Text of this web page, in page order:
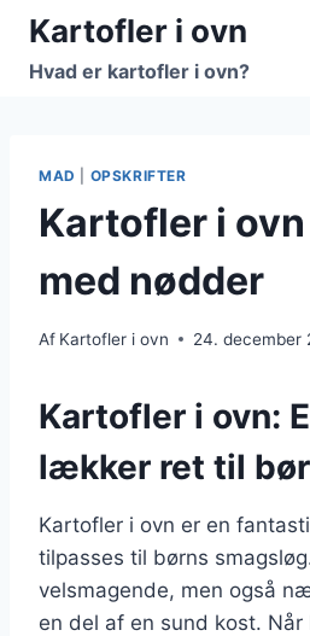
Fortsæt
indhold
Kartofler i ovn
Hvad er kartofler i ovn?
MAD OPSKRIFTER
Kartofler i
med nødder
Af Kartofler i ovn 24. december
Kartofler i ovn:
lækker ret til
Kartofler i ovn er en
tilpasses til børns
velsmagende, men også
en del af en sund kost.